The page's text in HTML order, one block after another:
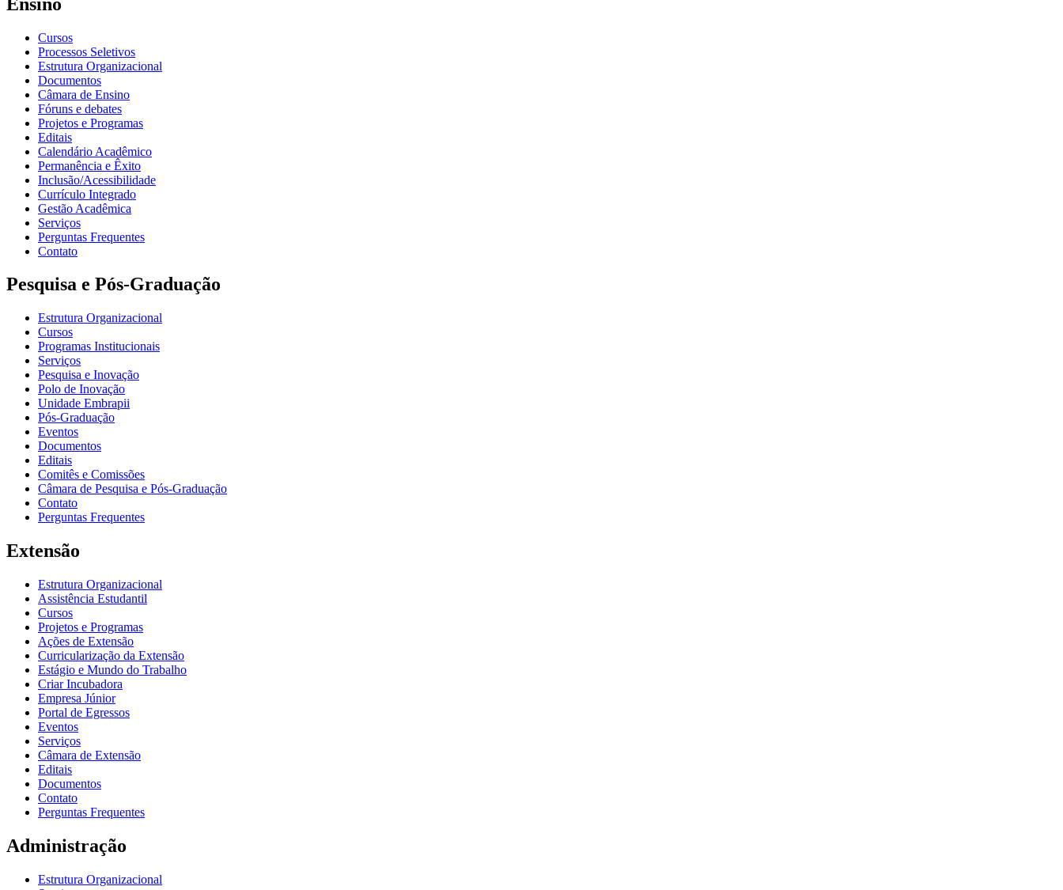
Cursos
Processos Seletivos
Estrutura Organizacional
Documentos
Câmara de Ensino
Fóruns e debates
Projetos e Programas
Editais
Calendário Acadêmico
Permanência e Êxito
Inclusão/Acessibilidade
Currículo Integrado
Gestão Acadêmica
Serviços
Perguntas Frequentes
Contato
Pesquisa e Pós-Graduação
Estrutura Organizacional
Cursos
Programas Institucionais
Serviços
Pesquisa e Inovação
Polo de Inovação
Unidade Embrapii
Pós-Graduação
Eventos
Documentos
Editais
Comitês e Comissões
Câmara de Pesquisa e Pós-Graduação
Contato
Perguntas Frequentes
Extensão
Estrutura Organizacional
Assistência Estudantil
Cursos
Projetos e Programas
Ações de Extensão
Curricularização da Extensão
Estágio e Mundo do Trabalho
Criar Incubadora
Empresa Júnior
Portal de Egressos
Eventos
Serviços
Câmara de Extensão
Editais
Documentos
Contato
Perguntas Frequentes
Administração
Estrutura Organizacional